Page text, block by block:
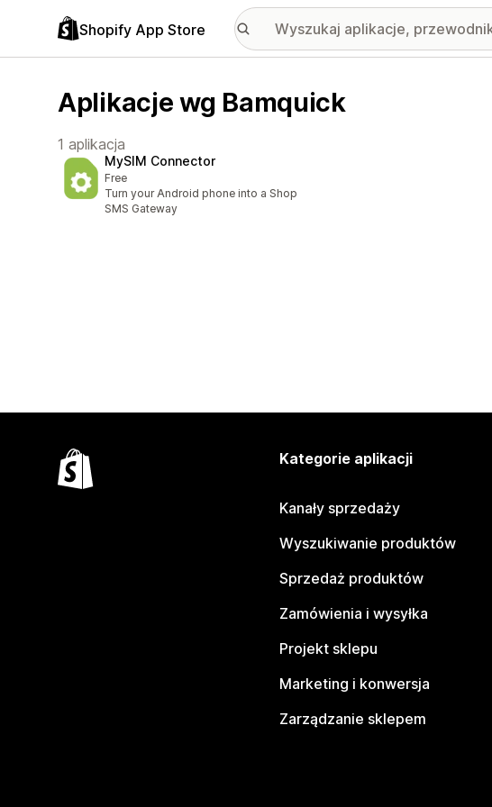
Shopify App Store
Aplikacje wg Bamquick
1 aplikacja
MySIM Connector
Free
Turn your Android phone into a Shop
SMS Gateway
Kategorie aplikacji
Kanały sprzedaży
Wyszukiwanie produktów
Sprzedaż produktów
Zamówienia i wysyłka
Projekt sklepu
Marketing i konwersja
Zarządzanie sklepem